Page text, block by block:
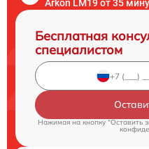
Arkon LM19 от 35
Бесплатная
специалистом
Нажимая на кнопку "Оставить